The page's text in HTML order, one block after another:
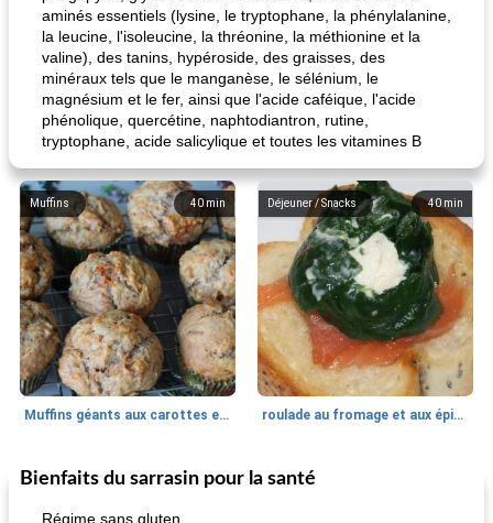
aminés essentiels (lysine, le tryptophane, la phénylalanine,
la leucine, l'isoleucine, la thréonine, la méthionine et la
valine), des tanins, hypéroside, des graisses, des
minéraux tels que le manganèse, le sélénium, le
magnésium et le fer, ainsi que l'acide caféique, l'acide
phénolique, quercétine, naphtodiantron, rutine,
tryptophane, acide salicylique et toutes les vitamines B
40 min
Muffins
Muffins géants aux carottes et à la banane de Nif
40 min
Déjeuner / Snacks
roulade au fromage et aux épinards
30 min
Marques de confiance: recettes et
Viande et volaille
Bienfaits du sarrasin pour la santé
Régime sans gluten